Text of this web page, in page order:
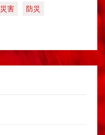
災害
防災